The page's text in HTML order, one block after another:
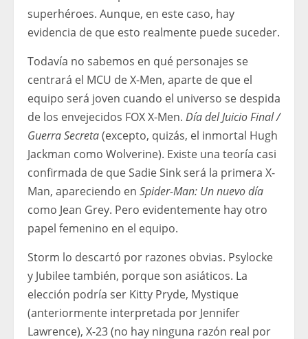
superhéroes. Aunque, en este caso, hay
evidencia de que esto realmente puede suceder.
Todavía no sabemos en qué personajes se
centrará el MCU de X-Men, aparte de que el
equipo será joven cuando el universo se despida
de los envejecidos FOX X-Men. Día del Juicio Final /
Guerra Secreta(excepto, quizás, el inmortal Hugh
Jackman como Wolverine). Existe una teoría casi
confirmada de que Sadie Sink será la primera X-
Man, apareciendo en Spider-Man: Un nuevo día
como Jean Grey. Pero evidentemente hay otro
papel femenino en el equipo.
Storm lo descartó por razones obvias. Psylocke
y Jubilee también, porque son asiáticos. La
elección podría ser Kitty Pryde, Mystique
(anteriormente interpretada por Jennifer
Lawrence), X-23 (no hay ninguna razón real por